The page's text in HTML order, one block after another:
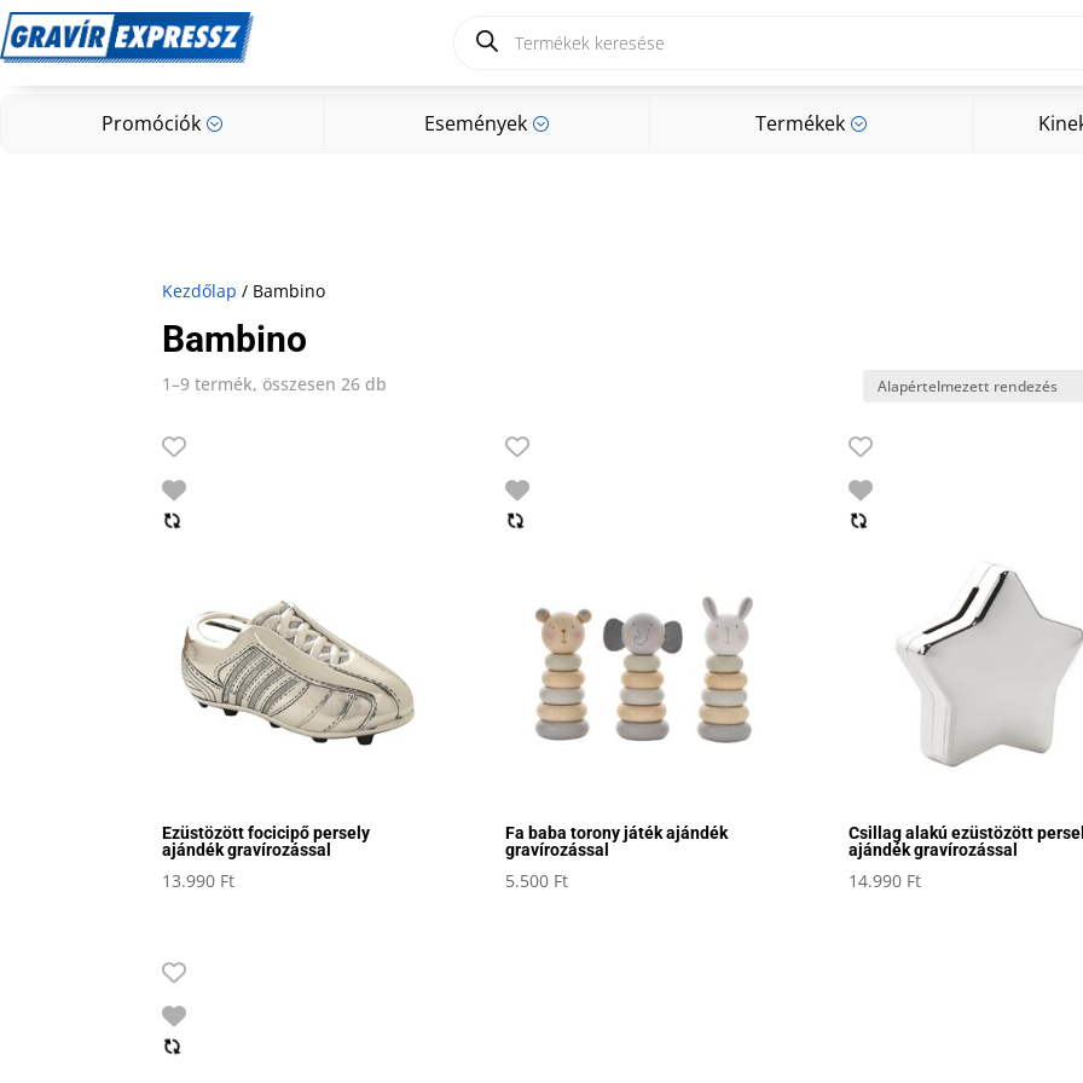
search
Promóciók ; Események ; Termékek ;
Promóciók; Események;
Kezdőlap / Bambino
Bambino
1–9 termék, összesen 26 db
Ezüstözött focicipő persely
ajándék gravírozással
13.990 Ft
Fa baba torony játék ajándék
gravírozással
5.500 Ft
Csillag alakú ezüstözött
ajándék gravírozással
14.990 Ft